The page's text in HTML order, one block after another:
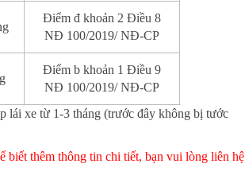
Điểm đ khoản 2 Điều 8
NĐ 100/2019/ NĐ-CP
Điểm b khoản 1 Điều 9
NĐ 100/2019/ NĐ-CP
lái xe từ 1-3 tháng (trước đây không bị tước
thêm thông tin chi tiết, bạn vui lòng liên hệ